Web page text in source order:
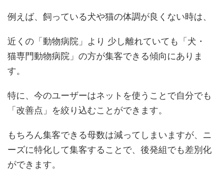
例えば、飼っている犬や猫の体調が良くない時は、
近くの「動物病院」より 少し離れていても「犬・
猫専門動物病院」の方が集客できる傾向にありま
す。
特に、今のユーザーはネットを使うことで自分でも
「改善点」を絞り込むことができます。
もちろん集客できる母数は減ってしまいますが、ニ
ーズに特化して集客することで、後発組でも差別化
ができます。